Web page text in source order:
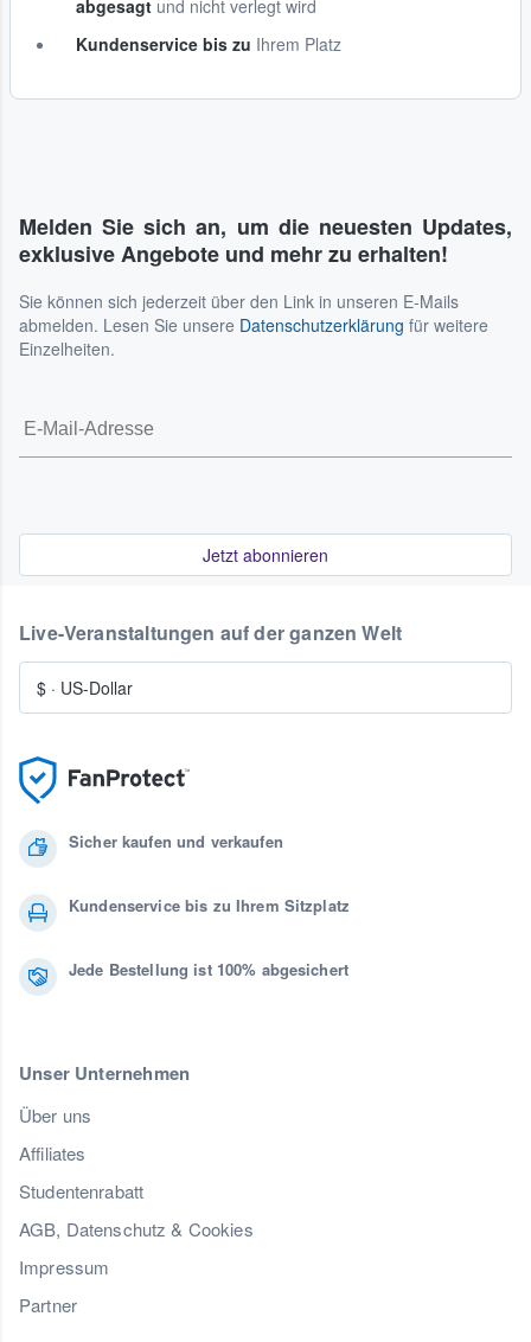
abgesagt und nicht verlegt wird
Kundenservice bis zu Ihrem Platz
Melden Sie sich an, um die neuesten Updates,
exklusive Angebote und mehr zu erhalten!
Sie können sich jederzeit über den Link in unseren E-Mails
abmelden. Lesen Sie unsere Datenschutzerklärung für weitere
Einzelheiten.
Jetzt abonnieren
Sicher kaufen und verkaufen
Kundenservice bis zu Ihrem Sitzplatz
Jede Bestellung ist 100% abgesichert
Unser Unternehmen
Über uns
Affiliates
Studentenrabatt
AGB, Datenschutz & Cookies
Impressum
Partner
Live-Veranstaltungen auf der ganzen Welt
$ · US-Dollar